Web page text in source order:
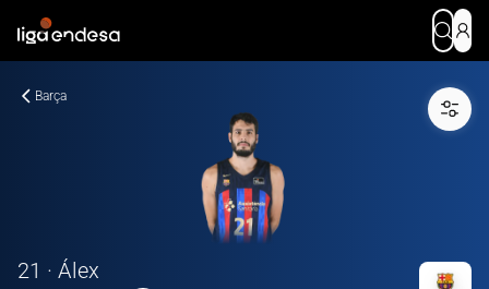
Barça
21 · Álex